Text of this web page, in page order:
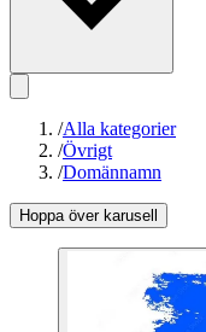
/Alla kategorier
/Övrigt
/Domännamn
Hoppa över karusell